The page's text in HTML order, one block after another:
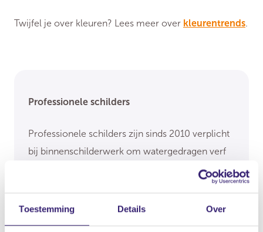
Toestemming Details Over
Twijfel je over kleuren? Lees meer over kleurentrends.
Professionele schilders
Professionele schilders zijn sinds 2010 verplicht
bij binnenschilderwerk om watergedragen verf
te gebruiken. Watergedragen verf is over het
algemeen beter voor mens en natuur, doordat
het minder vluchtige stoffen bevat en sneller